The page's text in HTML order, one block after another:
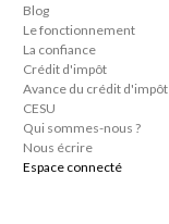
Blog
Le fonctionnement
La confiance
Crédit d'impôt
Avance du crédit d'impôt
CESU
Qui sommes-nous ?
Nous écrire
Espace connecté